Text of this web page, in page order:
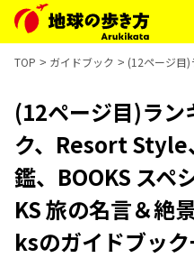
TOP ガイドブック (12ページ目)
(12ページ目)ラン
ク、Resort Style
鑑、BOOKS スペ
KS 旅の名言＆絶
ksのガイドブッ